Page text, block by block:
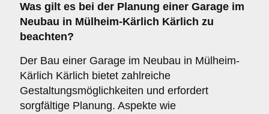
Was gilt es bei der Planung einer Garage im
Neubau in Mülheim-Kärlich Kärlich zu
beachten?
Der Bau einer Garage im Neubau in Mülheim-
Kärlich Kärlich bietet zahlreiche
Gestaltungsmöglichkeiten und erfordert
sorgfältige Planung. Aspekte wie